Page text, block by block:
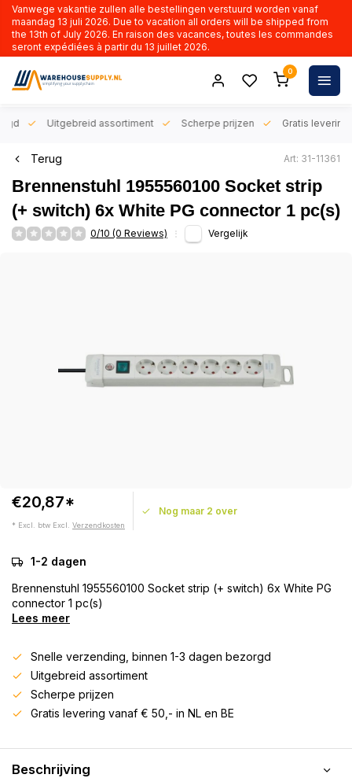
Vanwege vakantie zullen alle bestellingen verstuurd worden vanaf
maandag 13 juli 2026. Due to vacation all orders will be shipped from
the 13th of July 2026. En raison des vacances, toutes les commandes
seront expédiées à partir du 13 juillet 2026.
0
Uitgebreid assortiment Scherpe prijzen Gratis levering
Terug Art: 31-11361
Brennenstuhl 1955560100 Socket strip
(+ switch) 6x White PG connector 1 pc(s)
0/10 (0 Reviews) Vergelijk
€20,87*
* Excl. btw Excl. Verzendkosten
Nog maar 2 over
1-2 dagen
Brennenstuhl 1955560100 Socket strip (+ switch) 6x White PG
connector 1 pc(s)
Lees meer
Snelle verzending, binnen 1-3 dagen bezorgd
Uitgebreid assortiment
Scherpe prijzen
Gratis levering vanaf € 50,- in NL en BE
Beschrijving